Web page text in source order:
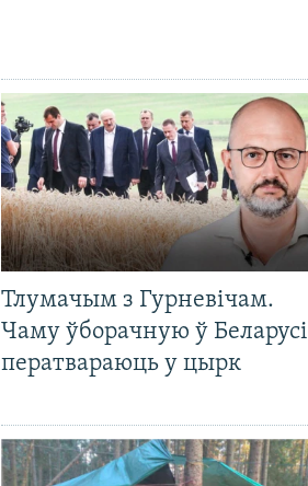
Тлумачым з Гурневічам.
Чаму ўборачную ў Беларусі
ператвараюць у цырк